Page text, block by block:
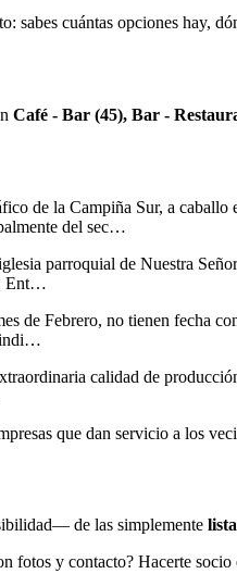
sabes cuántas opciones hay,
Café - Bar (45), Bar -
de la Campiña Sur, a
del sec…
parroquial de Nuestra
Ent…
de Febrero, no tienen fecha
indi…
calidad de
que dan servicio a los
de las simplemente
fotos y contacto? Hacerte